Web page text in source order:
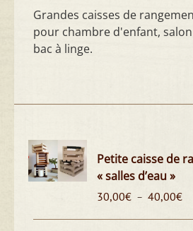
Grandes caisses de
pour chambre d'enfant,
bac à linge.
Petite caisse de
« salles d’eau »
30,00€ – 40,00€